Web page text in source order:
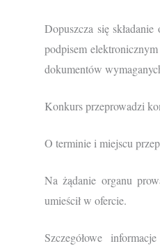
Dopuszcza się
podpisem
dokumentów
Konkurs przeprowadzi
O terminie i miejscu
Na żądanie organu
umieścił w ofercie.
Szczegółowe